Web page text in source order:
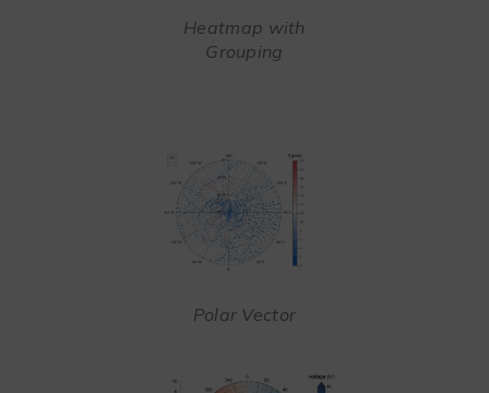
Heatmap with
Grouping
Polar Vector